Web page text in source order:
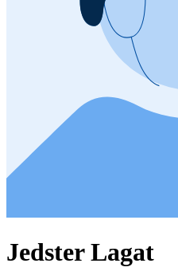
Jedster Lagat